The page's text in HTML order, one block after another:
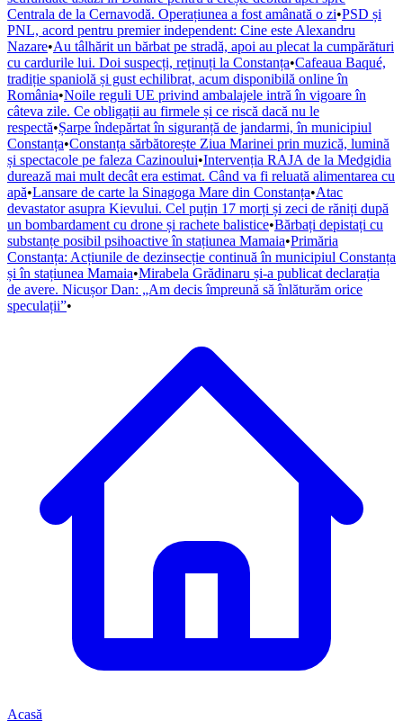
Centrala de la Cernavodă. Operațiunea a fost amânată o zi•PSD și
PNL, acord pentru premier independent: Cine este Alexandru
Nazare•Au tâlhărit un bărbat pe stradă, apoi au plecat la cumpărături
cu cardurile lui. Doi suspecți, reținuți la Constanța•Cafeaua Baqué,
tradiție spaniolă și gust echilibrat, acum disponibilă online în
România•Noile reguli UE privind ambalajele intră în vigoare în
câteva zile. Ce obligații au firmele și ce riscă dacă nu le
respectă•Șarpe îndepărtat în siguranță de jandarmi, în municipiul
Constanța•Constanța sărbătorește Ziua Marinei prin muzică, lumină
și spectacole pe faleza Cazinoului•Intervenția RAJA de la Medgidia
durează mai mult decât era estimat. Când va fi reluată alimentarea cu
apă•Lansare de carte la Sinagoga Mare din Constanța•Atac
devastator asupra Kievului. Cel puțin 17 morți și zeci de răniți după
un bombardament cu drone și rachete balistice•Bărbați depistați cu
substanțe posibil psihoactive în stațiunea Mamaia•Primăria
Constanța: Acțiunile de dezinsecție continuă în municipiul Constanța
și în stațiunea Mamaia•Mirabela Grădinaru și-a publicat declarația
de avere. Nicușor Dan: „Am decis împreună să înlăturăm orice
speculații”•
Acasă